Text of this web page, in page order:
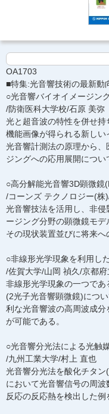
OA1703
■特集:光音響技術の最新動
○光音響バイオイメージン
/防衛医科大学校/石原 美弥
光と超音波の特性を併せ
機能画像が得られる新し
光音響計測法の原理から
ジングへの応用展開につい
○高分解能光音響3D顕微鏡
/コーンズ テクノロジー(株
光音響技法を活用し、非
ージング分野の顕微鏡モ
その現状装置並びに将来へ
○非線形光学現象を利用し
/佐賀大学/山岡 禎久/京都
非線形光学現象の一つで
(2光子光音響顕微鏡)につ
利な光音響波の高周波成
が可能である。
○光音響分光法による光触
/九州工業大学/村上 直也
光音響分光法を酸化チタ
において光音響信号の周
反応の反応熱を検出した例